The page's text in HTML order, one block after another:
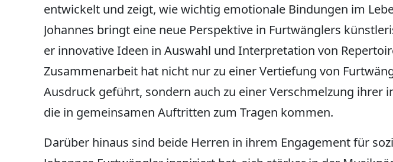
entwickelt und zeigt, wie wichtig emotionale Bindungen im
Johannes bringt eine neue Perspektive in Furtwänglers
er innovative Ideen in Auswahl und Interpretation von
Zusammenarbeit hat nicht nur zu einer Vertiefung von
Ausdruck geführt, sondern auch zu einer Verschmelzung ihrer
die in gemeinsamen Auftritten zum Tragen kommen.
Darüber hinaus sind beide Herren in ihrem Engagement für